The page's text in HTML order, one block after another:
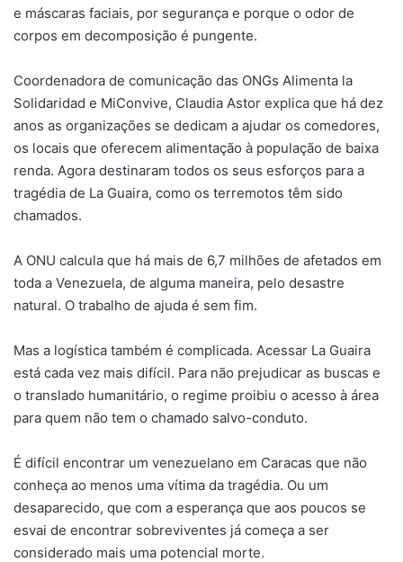
e máscaras faciais, por segurança e porque o odor de
corpos em decomposição é pungente.
Coordenadora de comunicação das ONGs Alimenta la
Solidaridad e MiConvive, Claudia Astor explica que há dez
anos as organizações se dedicam a ajudar os comedores,
os locais que oferecem alimentação à população de baixa
renda. Agora destinaram todos os seus esforços para a
tragédia de La Guaira, como os terremotos têm sido
chamados.
A ONU calcula que há mais de 6,7 milhões de afetados em
toda a Venezuela, de alguma maneira, pelo desastre
natural. O trabalho de ajuda é sem fim.
Mas a logística também é complicada. Acessar La Guaira
está cada vez mais difícil. Para não prejudicar as buscas e
o translado humanitário, o regime proibiu o acesso à área
para quem não tem o chamado salvo-conduto.
É difícil encontrar um venezuelano em Caracas que não
conheça ao menos uma vítima da tragédia. Ou um
desaparecido, que com a esperança que aos poucos se
esvai de encontrar sobreviventes já começa a ser
considerado mais uma potencial morte.